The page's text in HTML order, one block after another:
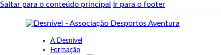
Saltar para o conteúdo principal Ir para o footer
A Desnível
Formação